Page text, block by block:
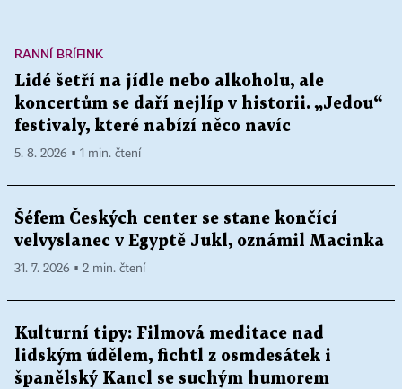
RANNÍ BRÍFINK
Lidé šetří na jídle nebo alkoholu, ale
koncertům se daří nejlíp v historii. „Jedou“
festivaly, které nabízí něco navíc
5. 8. 2026 ▪ 1 min. čtení
Šéfem Českých center se stane končící
velvyslanec v Egyptě Jukl, oznámil Macinka
31. 7. 2026 ▪ 2 min. čtení
Kulturní tipy: Filmová meditace nad
lidským údělem, fichtl z osmdesátek i
španělský Kancl se suchým humorem